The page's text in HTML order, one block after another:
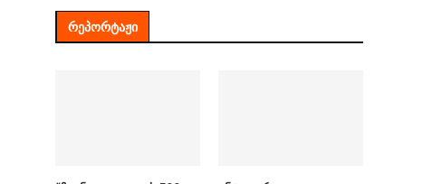
ᲠᲔᲞᲝᲠᲢᲐᲟᲘ